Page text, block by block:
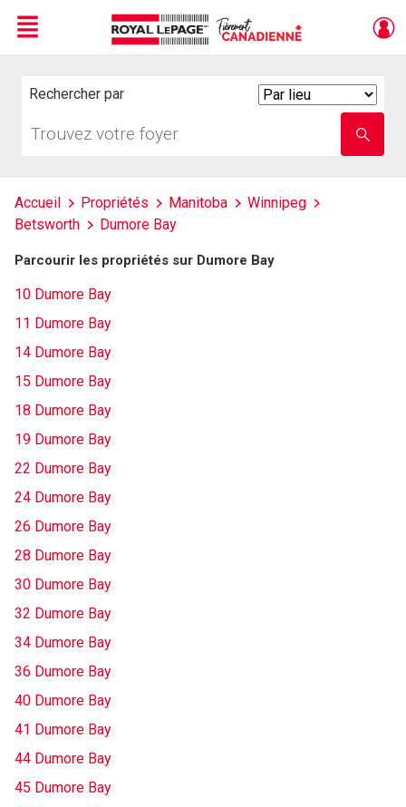
Menu
Rechercher par
votre
nom
Accueil Propriétés Manitoba
Winnipeg
Betsworth
Dumore Bay
Parcourir les propriétés sur Dumore Bay
10 Dumore Bay
11 Dumore Bay
14 Dumore Bay
15 Dumore Bay
18 Dumore Bay
19 Dumore Bay
22 Dumore Bay
24 Dumore Bay
26 Dumore Bay
28 Dumore Bay
30 Dumore Bay
32 Dumore Bay
34 Dumore Bay
36 Dumore Bay
40 Dumore Bay
41 Dumore Bay
44 Dumore Bay
45 Dumore Bay